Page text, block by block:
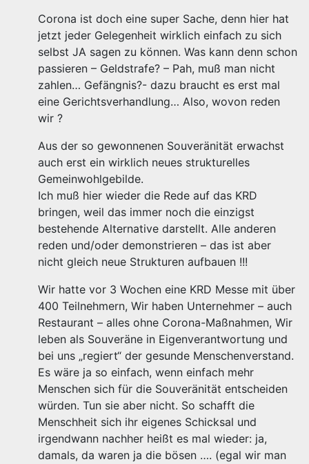
Corona ist doch eine super Sache, denn hier hat
jetzt jeder Gelegenheit wirklich einfach zu sich
selbst JA sagen zu können. Was kann denn schon
passieren – Geldstrafe? – Pah, muß man nicht
zahlen… Gefängnis?- dazu braucht es erst mal
eine Gerichtsverhandlung… Also, wovon reden
wir ?
Aus der so gewonnenen Souveränität erwachst
auch erst ein wirklich neues strukturelles
Gemeinwohlgebilde.
Ich muß hier wieder die Rede auf das KRD
bringen, weil das immer noch die einzigst
bestehende Alternative darstellt. Alle anderen
reden und/oder demonstrieren – das ist aber
nicht gleich neue Strukturen aufbauen !!!
Wir hatte vor 3 Wochen eine KRD Messe mit über
400 Teilnehmern, Wir haben Unternehmer – auch
Restaurant – alles ohne Corona-Maßnahmen, Wir
leben als Souveräne in Eigenverantwortung und
bei uns „regiert“ der gesunde Menschenverstand.
Es wäre ja so einfach, wenn einfach mehr
Menschen sich für die Souveränität entscheiden
würden. Tun sie aber nicht. So schafft die
Menschheit sich ihr eigenes Schicksal und
irgendwann nachher heißt es mal wieder: ja,
damals, da waren ja die bösen …. (egal wir man